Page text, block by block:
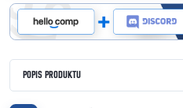
POPIS PRODUKTU